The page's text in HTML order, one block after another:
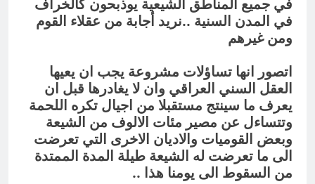
في جميع المناطق الشيعية يوذبحون كالخراف
في المدن السنية ..نريد أجابة من عقلاء القوم
ومن غيرهم
اتصور انها تساؤلات مشروعة يجب ان يعيها
العقل السني العراقي وان لا يغادرها قبل ان
يعرف ما سينتج مستقبلا من اجيال تكره اللحمة
وتتساءل عن مصير مئات الالوف من الشيعة
وبعض القوميات والاديان الاخرى التي تعرضت
الى ما تعرضت له الشيعة طيلة المدة الممتدة
من السقوط الى يومنا هذا ..